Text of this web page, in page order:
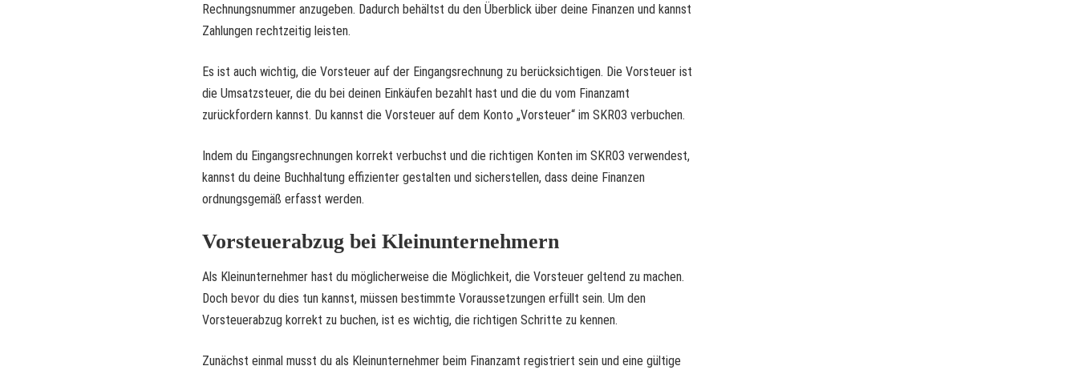
Rechnungsnummer anzugeben. Dadurch behältst du den Überblick über deine Finanzen und kannst
Zahlungen rechtzeitig leisten.
Es ist auch wichtig, die Vorsteuer auf der Eingangsrechnung zu berücksichtigen. Die Vorsteuer ist
die Umsatzsteuer, die du bei deinen Einkäufen bezahlt hast und die du vom Finanzamt
zurückfordern kannst. Du kannst die Vorsteuer auf dem Konto „Vorsteuer“ im SKR03 verbuchen.
Indem du Eingangsrechnungen korrekt verbuchst und die richtigen Konten im SKR03 verwendest,
kannst du deine Buchhaltung effizienter gestalten und sicherstellen, dass deine Finanzen
ordnungsgemäß erfasst werden.
Vorsteuerabzug bei Kleinunternehmern
Als Kleinunternehmer hast du möglicherweise die Möglichkeit, die Vorsteuer geltend zu machen.
Doch bevor du dies tun kannst, müssen bestimmte Voraussetzungen erfüllt sein. Um den
Vorsteuerabzug korrekt zu buchen, ist es wichtig, die richtigen Schritte zu kennen.
Zunächst einmal musst du als Kleinunternehmer beim Finanzamt registriert sein und eine gültige